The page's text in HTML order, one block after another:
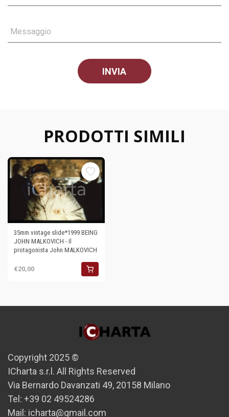
Messaggio
PRODOTTI SIMILI
35mm vintage slide*1999 BEING
JOHN MALKOVICH - Il
protagonista John MALKOVICH
€20,00
Copyright 2025 ©
ICharta s.r.l. All Rights Reserved
Via Bernardo Davanzati 49, 20158 Milano
Tel: +39 02 49524286
Mail: icharta@gmail.com